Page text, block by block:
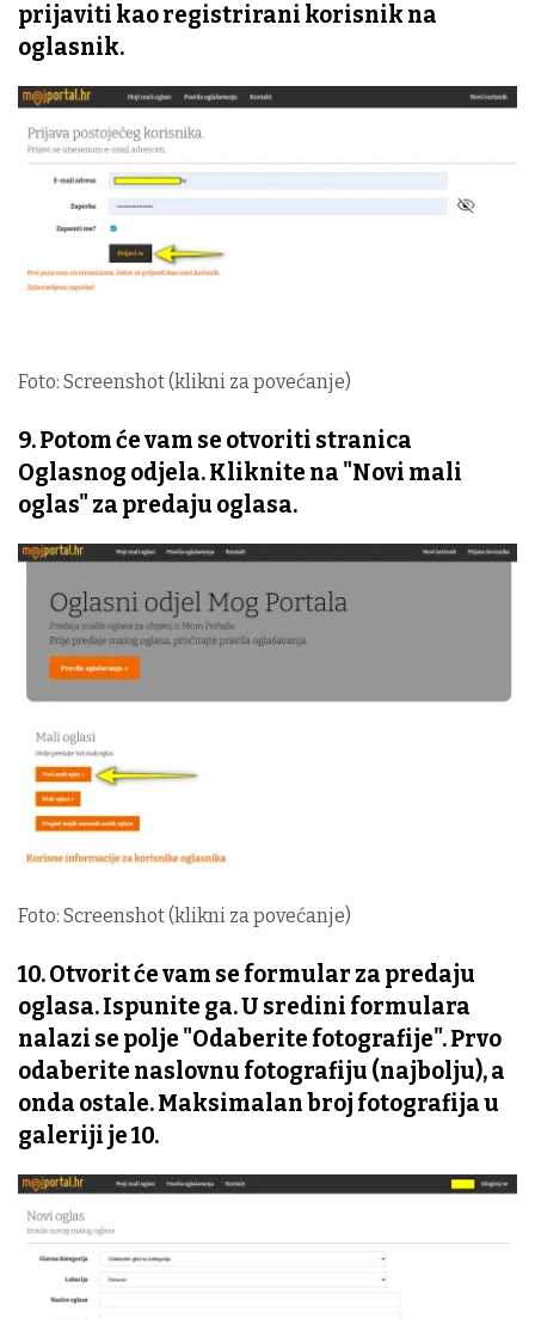
prijaviti kao registrirani korisnik na
oglasnik.
Foto: Screenshot (klikni za povećanje)
9. Potom će vam se otvoriti stranica
Oglasnog odjela. Kliknite na "Novi mali
oglas" za predaju oglasa.
Foto: Screenshot (klikni za povećanje)
10. Otvorit će vam se formular za predaju
oglasa. Ispunite ga. U sredini formulara
nalazi se polje "Odaberite fotografije". Prvo
odaberite naslovnu fotografiju (najbolju), a
onda ostale. Maksimalan broj fotografija u
galeriji je 10.